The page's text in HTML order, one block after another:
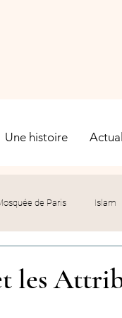
Une histoire
de Paris Islam
les